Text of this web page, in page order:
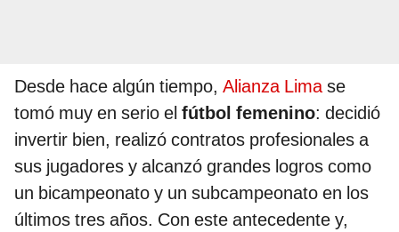
Desde hace algún tiempo, Alianza Limase
tomó muy en serio el fútbol femenino: decidió
invertir bien, realizó contratos profesionales a
sus jugadores y alcanzó grandes logros como
un bicampeonato y un subcampeonato en los
últimos tres años. Con este antecedente y,